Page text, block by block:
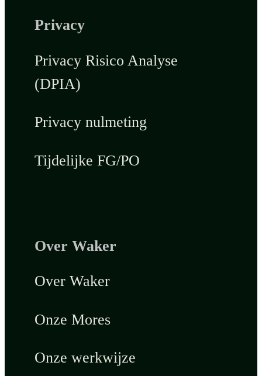
Privacy
Privacy Risico Analyse
(DPIA)
Privacy nulmeting
Tijdelijke FG/PO
Over Waker
Over Waker
Onze Mores
Onze werkwijze